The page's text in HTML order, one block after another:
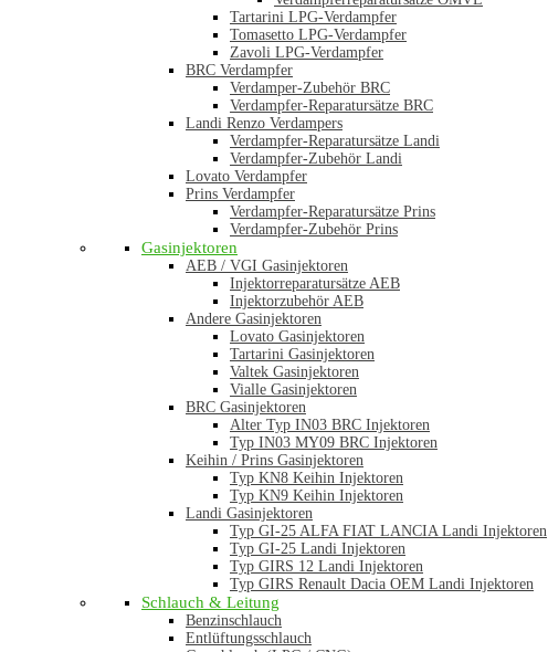
Tartarini LPG-Verdampfer
Tomasetto LPG-Verdampfer
Zavoli LPG-Verdampfer
BRC Verdampfer
Verdamper-Zubehör BRC
Verdampfer-Reparatursätze BRC
Landi Renzo Verdampers
Verdampfer-Reparatursätze Landi
Verdampfer-Zubehör Landi
Lovato Verdampfer
Prins Verdampfer
Verdampfer-Reparatursätze Prins
Verdampfer-Zubehör Prins
Gasinjektoren
AEB / VGI Gasinjektoren
Injektorreparatursätze AEB
Injektorzubehör AEB
Andere Gasinjektoren
Lovato Gasinjektoren
Tartarini Gasinjektoren
Valtek Gasinjektoren
Vialle Gasinjektoren
BRC Gasinjektoren
Alter Typ IN03 BRC Injektoren
Typ IN03 MY09 BRC Injektoren
Keihin / Prins Gasinjektoren
Typ KN8 Keihin Injektoren
Typ KN9 Keihin Injektoren
Landi Gasinjektoren
Typ GI-25 ALFA FIAT LANCIA Landi Injektoren
Typ GI-25 Landi Injektoren
Typ GIRS 12 Landi Injektoren
Typ GIRS Renault Dacia OEM Landi Injektoren
Schlauch & Leitung
Benzinschlauch
Entlüftungsschlauch